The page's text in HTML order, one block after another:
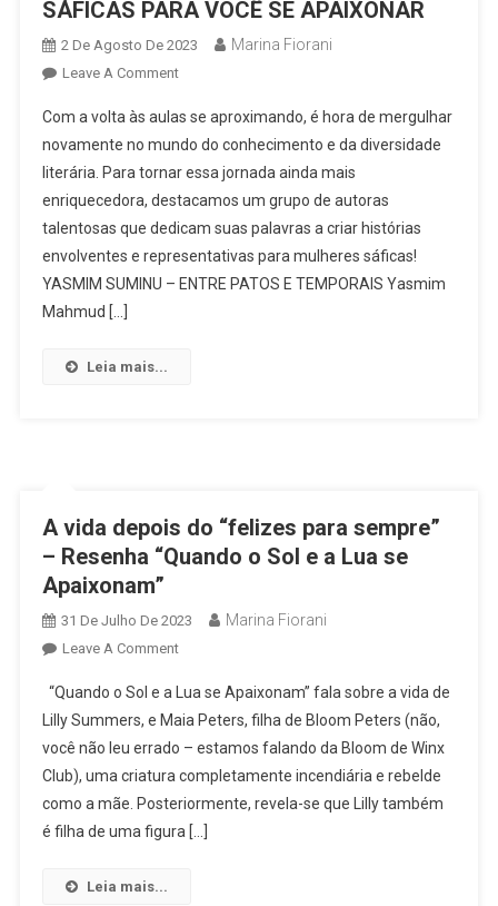
SÁFICAS PARA VOCÊ SE APAIXONAR
2 De Agosto De 2023 Marina Fiorani
Leave A CommentOn
ÀS
AULAS:
CINCO
AUTORAS
SÁFICAS
PARA
VOCÊ
Com a volta às aulas se aproximando, é hora de mergulhar
novamente no mundo do conhecimento e da diversidade
literária. Para tornar essa jornada ainda mais
enriquecedora, destacamos um grupo de autoras
talentosas que dedicam suas palavras a criar histórias
envolventes e representativas para mulheres sáficas!
YASMIM SUMINU – ENTRE PATOS E TEMPORAIS Yasmim
Mahmud […]
Leia mais...
A vida depois do “felizes para sempre”
– Resenha “Quando o Sol e a Lua se
Apaixonam”
31 De Julho De 2023 Marina Fiorani
Leave A CommentOn
Vida
Depois
Do
“felizes
Para
Sempre”
“Quando o Sol e a Lua se Apaixonam” fala sobre a vida de
Lilly Summers, e Maia Peters, filha de Bloom Peters (não,
você não leu errado – estamos falando da Bloom de Winx
Club), uma criatura completamente incendiária e rebelde
como a mãe. Posteriormente, revela-se que Lilly também
é filha de uma figura […]
Leia mais...